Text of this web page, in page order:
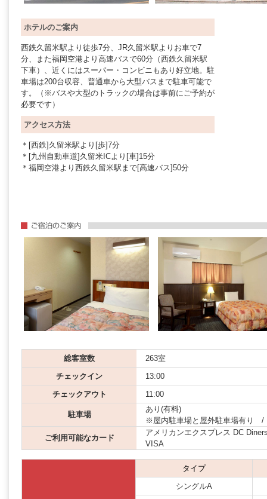
ホテルのご案内
西鉄久留米駅より徒歩7分、JR久留米駅よりお車で7
分、また福岡空港より高速バスで60分（西鉄久留米駅
下車）、近くにはスーパー・コンビニもあり好立地。駐
車場は200台収容、普通車から大型バスまで駐車可能で
す。（※バスや大型のトラックの場合は事前にご予約が
必要です）
アクセス方法
＊[西鉄]久留米駅より[歩]7分
＊[九州自動車道]久留米ICより[車]15分
＊福岡空港より西鉄久留米駅まで[高速バス]50分
総客室数
263室
チェックイン
13:00
チェックアウト
11:00
駐車場
あり(有料)
※屋内駐車場と屋外駐車場有り
ご利用可能なカード
アメリカンエクスプレス DC
VISA
タイプ
シングルA